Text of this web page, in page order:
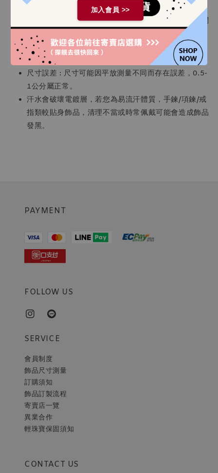
加入會員 >>
商品產生少量滑痕屬於正常現象，非瑕疵範圍 。
滴膠製作飾品：為加工產品，難免存在小雜質、氣泡問
題，稍微不平整，非瑕疵範圍 。
耳針彎曲 : 部分才質為925銀，耳針較軟又很細，故有
些許彎曲為正常!輕輕扳回即可。
尺寸誤差 : 尺寸可能因平放測量不同而存在誤差，0.5-
1公分屬正常。
汗水會破壞電鍍層，若您為易流汗體質，手鍊/項鍊/戒
指類較貼身飾品，清理不當或時常佩戴可能會造成飾品
發黑。
PAYMENT
FOLLOW US
SERVICE
會員制度
飾品尺寸測量
訂購須知
飾品訂製流程
寄賣店一覽
異業合作
輕珠寶保固須知
CONTACT US